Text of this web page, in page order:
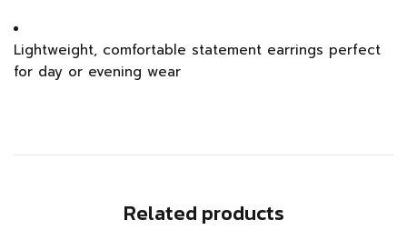
Lightweight, comfortable statement earrings perfect
for day or evening wear
Related products